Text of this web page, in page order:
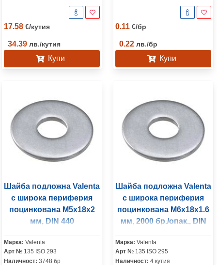
17.58 €/кутия
34.39 лв./кутия
Купи
0.11 €/бр
0.22 лв./бр
Купи
Шайба подложна Valenta
с широка периферия
поцинкована M5x18x2
мм, DIN 440
Марка: Valenta
Арт № 135 ISO 293
Наличност: 3748 бр
Шайба подложна Valenta
с широка периферия
поцинкована M6x18x1.6
мм, 2000 бр./опак., DIN
Марка: Valenta
Арт № 135 ISO 295
Наличност: 4 кутия